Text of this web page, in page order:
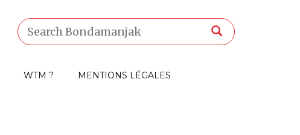
WTM ? MENTIONS LÉGALES